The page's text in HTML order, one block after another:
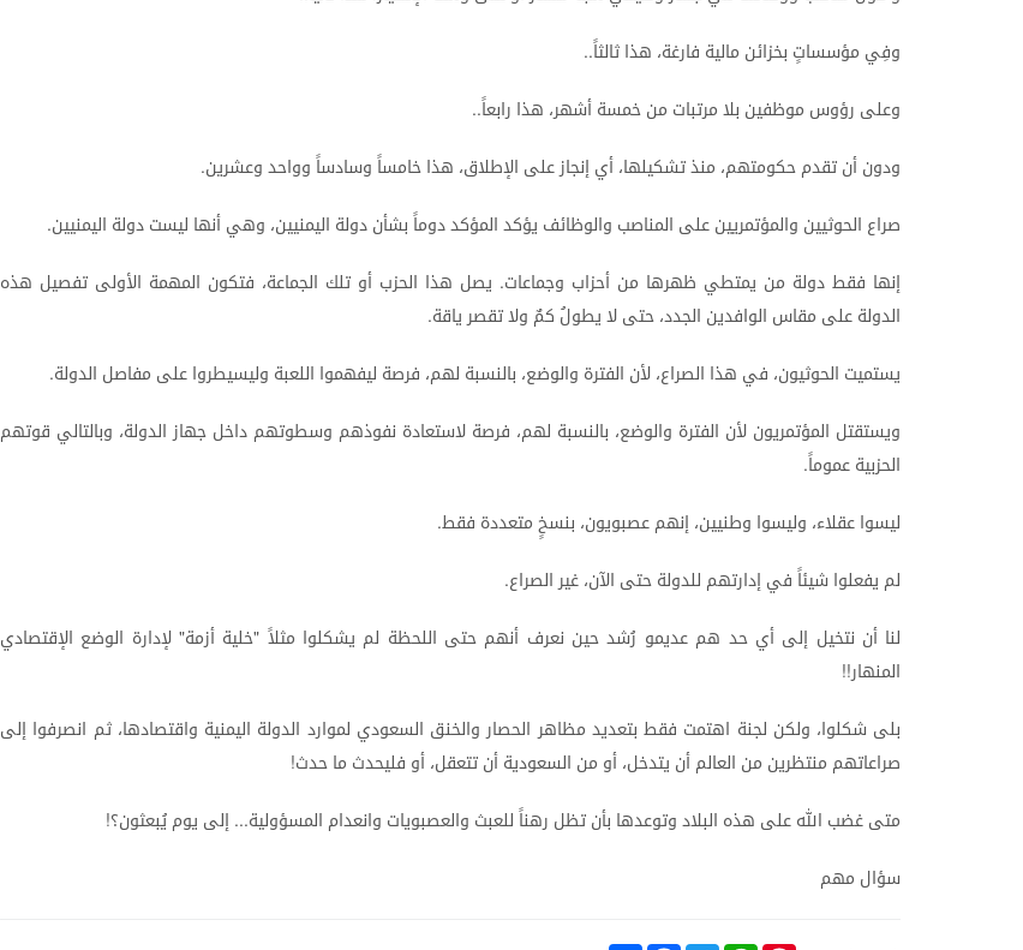
وفِي مؤسساتٍ بخزائن مالية فارغة، هذاثالثاً..
وعلى رؤوس موظفين بلامرتبات منخمسةأشهر، هذا رابعاً..
ودونأنتقدمحكومتهم، منذتشكيلها،أي إنجازعلى الإطلاق، هذاخامساًوسادساًوواحدوعشرين.
صراع الحوثيين والمؤتمريينعلى المناصب والوظائف يؤكدالمؤكددوماًبشأندولة اليمنيين، وهيأنها ليستدولة اليمنيين.
إنها فقط دولة من يمتطي ظهرها من أحزاب وجماعات. يصل هذا الحزب أو تلك الجماعة، فتكون المهمة الأولى تفصيل هذه
الدولةعلى مقاس الوافدين الجدد،حتىلايطولُ كمٌ ولاتقصرياقة.
يستميت الحوثيون، في هذا الصراع،لأن الفترة والوضع، بالنسبة لهم، فرصة ليفهموا اللعبة وليسيطرواعلى مفاصل الدولة.
ويستقتل المؤتمريون لأن الفترة والوضع، بالنسبة لهم، فرصة لاستعادة نفوذهم وسطوتهم داخل جهاز الدولة، وبالتالي قوتهم
الحزبيةعموماً.
ليسواعقلاء، وليسوا وطنيين، إنهمعصبويون، بنسخٍمتعددة فقط.
لم يفعلوا شيئاًفي إدارتهم للدولةحتى الآن،غيرالصراع.
لنا أن نتخيل إلى أي حد هم عديمو رُشد حين نعرف أنهم حتى اللحظة لم يشكلوا مثلاً "خلية أزمة"لإدارة الوضع الإقتصادي
المنهار!!
بلى شكلوا، ولكن لجنة اهتمت فقط بتعديد مظاهر الحصار والخنق السعودي لموارد الدولة اليمنية واقتصادها، ثم انصرفوا إلى
صراعاتهم منتظرين من العالمأن يتدخل،أو من السعوديةأنتتعقل،أو فليحدث ماحدث!
متىغضب اللهعلى هذه البلادوتوعدها بأنتظل رهناًللعبث والعصبويات وانعدام المسؤولية... إلى يوميُبعثون؟!
سؤال مهم